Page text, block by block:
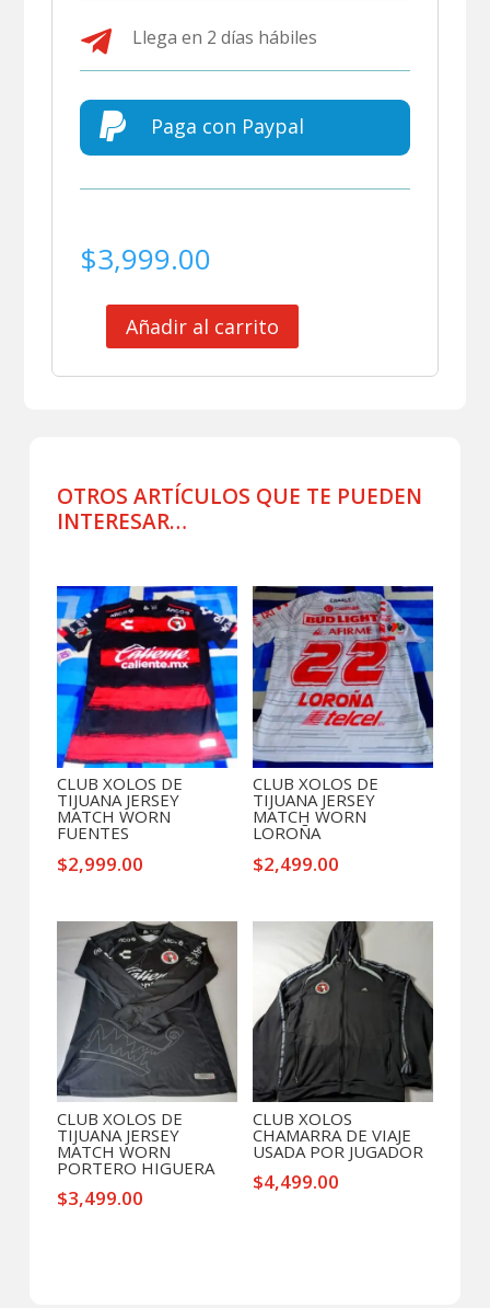
 Llega en 2 días hábiles
 Paga con Paypal
$3,999.00
PRACTICA
USADA
cantidad
Añadir al carrito
OTROS ARTÍCULOS QUE TE PUEDEN
INTERESAR…
CLUB XOLOS DE
TIJUANA JERSEY
MATCH WORN
FUENTES
$2,999.00
CLUB XOLOS DE
TIJUANA JERSEY
MATCH WORN
LOROÑA
$2,499.00
CLUB XOLOS DE
TIJUANA JERSEY
MATCH WORN
PORTERO HIGUERA
$3,499.00
CLUB XOLOS
CHAMARRA DE VIAJE
USADA POR JUGADOR
$4,499.00